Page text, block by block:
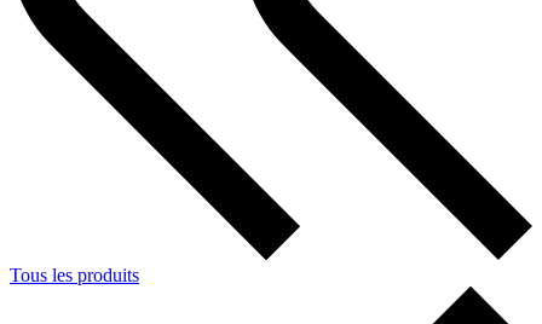
Tous les produits